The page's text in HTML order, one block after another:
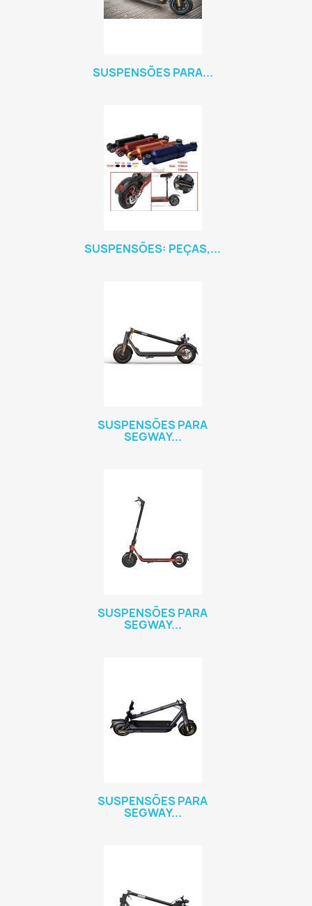
SUSPENSÕES PARA...
SUSPENSÕES: PEÇAS,...
SUSPENSÕES PARA
SEGWAY...
SUSPENSÕES PARA
SEGWAY...
SUSPENSÕES PARA
SEGWAY...